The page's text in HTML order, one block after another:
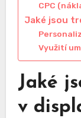
CPC
Jaké jsou
Využití
Jaké
v